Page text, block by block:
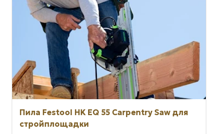
Пила Festool HK EQ 55 Carpentry Saw для
стройплощадки